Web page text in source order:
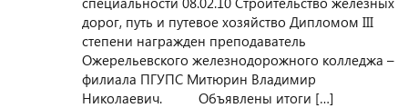
дорог, путь и путевое хозяйство Дипломом III
степени награжден преподаватель
Ожерельевского железнодорожного колледжа –
филиала ПГУПС Митюрин Владимир
Николаевич. Объявлены итоги […]